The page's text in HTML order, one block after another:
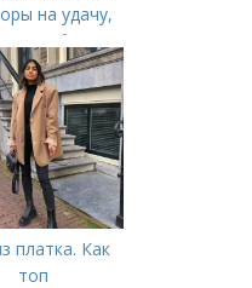
на удачу,
любовь
платка. Как
топ